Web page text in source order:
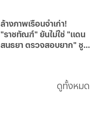
ล้างภาพเรือนจำเก่า!
"ราชทัณฑ์" ยันไม่ใช่ "แดน
สนธยา ตรวจสอบยาก" ชู
ดูทั้งหมด